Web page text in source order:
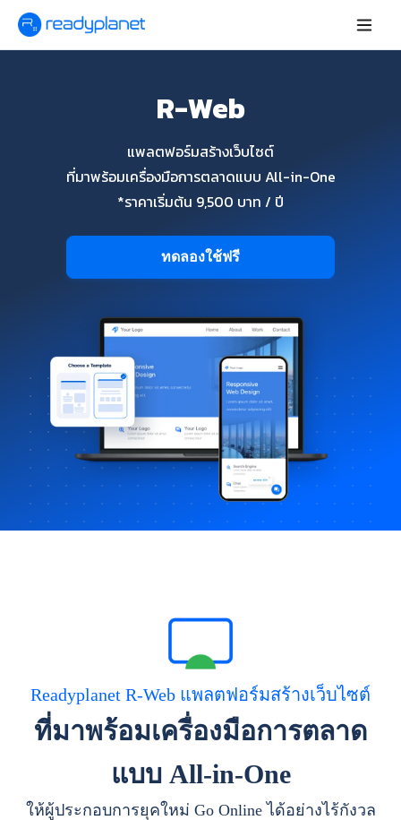
R-Web
แพลตฟอร์มสร้างเว็บไซต์
ที่มาพร้อมเครื่องมือการตลาดแบบ All-in-One
*ราคาเริ่มต้น 9,500 บาท / ปี
ทดลองใช้ฟรี
Readyplanet R-Web แพลตฟอร์มสร้างเว็บไซต์
ที่มาพร้อมเครื่องมือการตลาด
แบบ All-in-One
ให้ผู้ประกอบการยุคใหม่ Go Online ได้อย่างไร้กังวล